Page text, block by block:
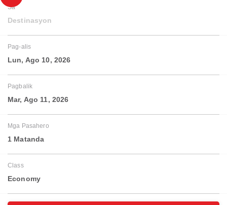
Sa
Destinasyon
Pag-alis
Lun, Ago 10, 2026
Pagbalik
Mar, Ago 11, 2026
Mga Pasahero
1 Matanda
Class
Economy